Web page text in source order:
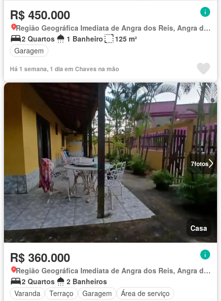
R$ 450.000
Região Geográfica Imediata de Angra dos Reis, Angra dos Reis
2 Quartos
1 Banheiro
125 m²
Garagem
Há 1 semana, 1 dia em Chaves na mão
7fotos
Casa
R$ 360.000
Região Geográfica Imediata de Angra dos Reis, Angra dos Reis
2 Quartos
2 Banheiros
Varanda
Terraço Garagem Área de serviço